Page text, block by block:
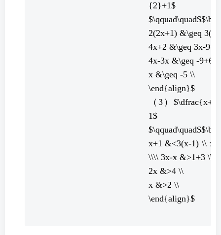
{2}+1$
2(2x+1) &\geq 3(x-
4x+2 &\geq 3x-
4x-3x &\geq -9+6-
x &\geq -5 \\
\end{align}$
（3）
1$
x+1 &<3(x-1) \\
\\\\ 3x-x &>1+3 \\
2x &>4 \\
x &>2 \\
\end{align}$